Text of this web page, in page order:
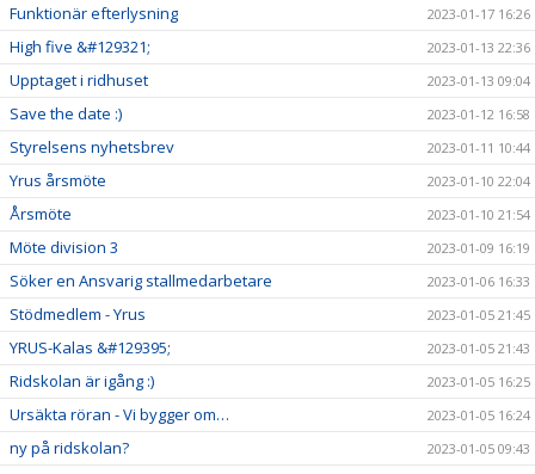
Funktionär efterlysning 2023-01-17 16:26
High five &#129321; 2023-01-13 22:36
Upptaget i ridhuset 2023-01-13 09:04
Save the date :) 2023-01-12 16:58
Styrelsens nyhetsbrev 2023-01-11 10:44
Yrus årsmöte 2023-01-10 22:04
Årsmöte 2023-01-10 21:54
Möte division 3 2023-01-09 16:19
Söker en Ansvarig stallmedarbetare 2023-01-06 16:33
Stödmedlem - Yrus 2023-01-05 21:45
YRUS-Kalas &#129395; 2023-01-05 21:43
Ridskolan är igång :) 2023-01-05 16:25
Ursäkta röran - Vi bygger om… 2023-01-05 16:24
ny på ridskolan? 2023-01-05 09:43